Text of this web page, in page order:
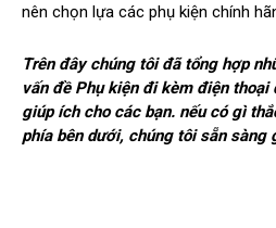
nên chọn lựa các phụ kiện chính
Trên đây chúng tôi đã tổng hợp
vấn đề Phụ kiện đi kèm điện
giúp ích cho các bạn. nếu có gì
phía bên dưới, chúng tôi sẵn sàng